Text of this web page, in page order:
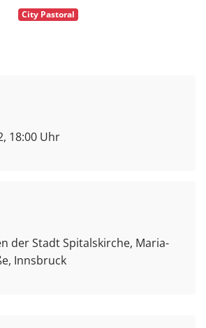
City Pastoral
18:00 Uhr
der Stadt Spitalskirche, Maria-
Innsbruck